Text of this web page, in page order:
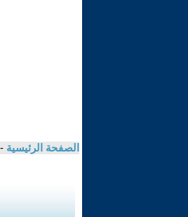
الصفحة الرئيسية -